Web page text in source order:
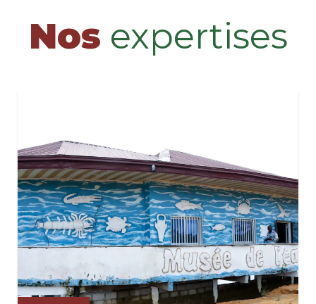
Nos expertises